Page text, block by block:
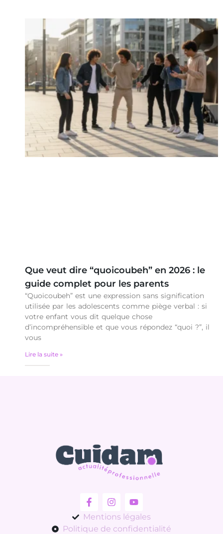
Que veut dire “quoicoubeh” en 2026 : le
guide complet pour les parents
“Quoicoubeh” est une expression sans signification
utilisée par les adolescents comme piège verbal : si
votre enfant vous dit quelque chose
d’incompréhensible et que vous répondez “quoi ?”, il
vous
Lire la suite »
Mentions légales
Politique de confidentialité